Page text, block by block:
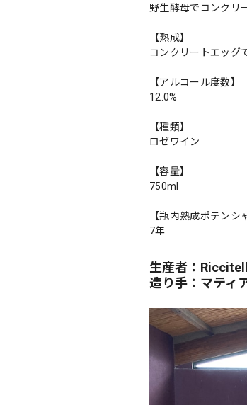
野生酵母でコンクリ
【熟成】
コンクリートエッグ
【アルコール度数】
12.0%
【種類】
ロゼワイン
【容量】
750ml
【瓶内熟成ポテンシ
7年
生産者：
造り手：マティ